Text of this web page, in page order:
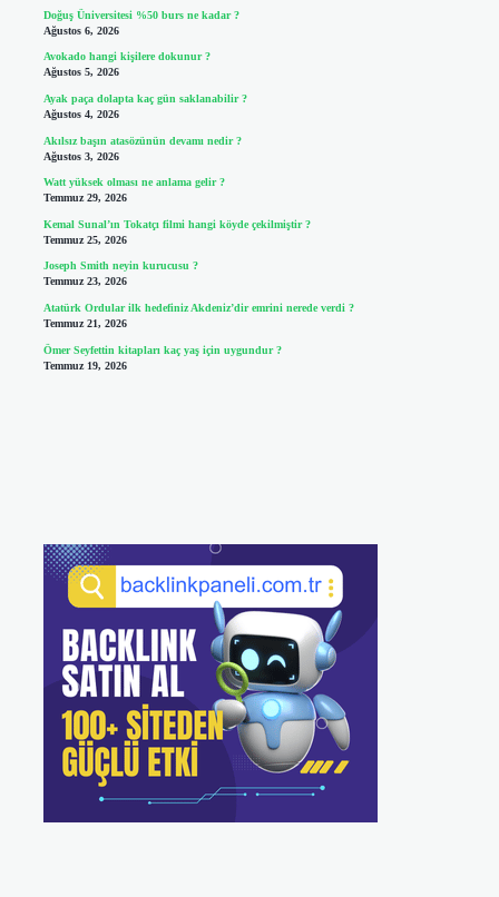
Doğuş Üniversitesi %50 burs ne kadar ?
Ağustos 6, 2026
Avokado hangi kişilere dokunur ?
Ağustos 5, 2026
Ayak paça dolapta kaç gün saklanabilir ?
Ağustos 4, 2026
Akılsız başın atasözünün devamı nedir ?
Ağustos 3, 2026
Watt yüksek olması ne anlama gelir ?
Temmuz 29, 2026
Kemal Sunal’ın Tokatçı filmi hangi köyde çekilmiştir ?
Temmuz 25, 2026
Joseph Smith neyin kurucusu ?
Temmuz 23, 2026
Atatürk Ordular ilk hedefiniz Akdeniz’dir emrini nerede verdi ?
Temmuz 21, 2026
Ömer Seyfettin kitapları kaç yaş için uygundur ?
Temmuz 19, 2026